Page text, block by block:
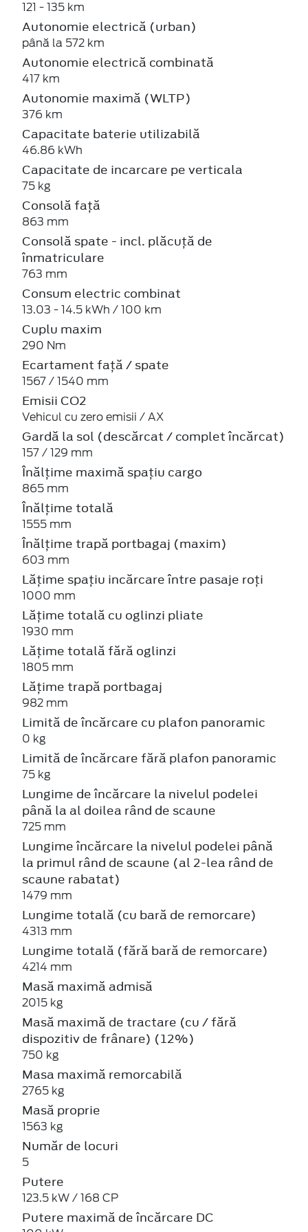
121 - 135 km
Autonomie electrică (urban)
până la 572 km
Autonomie electrică combinată
417 km
Autonomie maximă (WLTP)
376 km
Capacitate baterie utilizabilă
46.86 kWh
Capacitate de incarcare pe verticala
75 kg
Consolă față
863 mm
Consolă spate - incl. plăcuță de
înmatriculare
763 mm
Consum electric combinat
13.03 - 14.5 kWh / 100 km
Cuplu maxim
290 Nm
Ecartament față / spate
1567 / 1540 mm
Emisii CO2
Vehicul cu zero emisii / AX
Gardă la sol (descărcat / complet încărcat)
157 / 129 mm
Înălțime maximă spațiu cargo
865 mm
Înălțime totală
1555 mm
Înălțime trapă portbagaj (maxim)
603 mm
Lățime spațiu incărcare între pasaje roți
1000 mm
Lățime totală cu oglinzi pliate
1930 mm
Lățime totală fără oglinzi
1805 mm
Lățime trapă portbagaj
982 mm
Limită de încărcare cu plafon panoramic
0 kg
Limită de încărcare fără plafon panoramic
75 kg
Lungime de încărcare la nivelul podelei
până la al doilea rând de scaune
725 mm
Lungime încărcare la nivelul podelei până
la primul rând de scaune (al 2-lea rând de
scaune rabatat)
1479 mm
Lungime totală (cu bară de remorcare)
4313 mm
Lungime totală (fără bară de remorcare)
4214 mm
Masă maximă admisă
2015 kg
Masă maximă de tractare (cu / fără
dispozitiv de frânare) (12%)
750 kg
Masa maximă remorcabilă
2765 kg
Masă proprie
1563 kg
Număr de locuri
5
Putere
123.5 kW / 168 CP
Putere maximă de încărcare DC